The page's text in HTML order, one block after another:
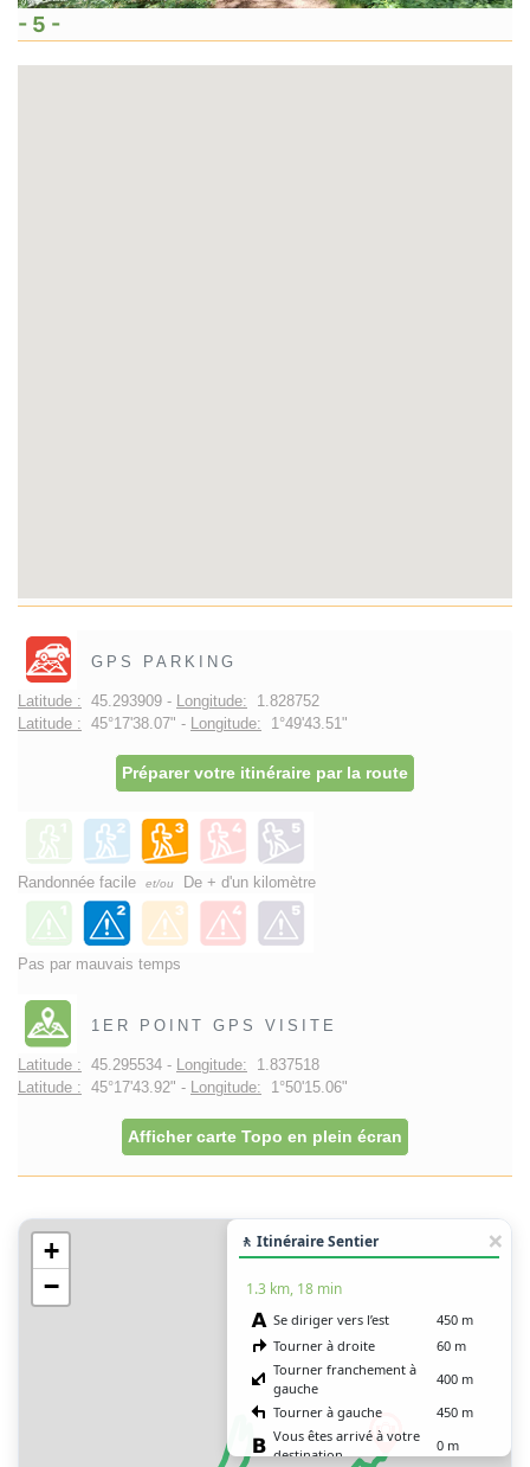
- 5 -
GPS PARKING
Latitude : 45.293909 - Longitude: 1.828752
Latitude : 45°17'38.07" - Longitude: 1°49'43.51"
Préparer votre itinéraire par la route
Randonnée facile et/ou De + d'un kilomètre
Pas par mauvais temps
1ER POINT GPS VISITE
Latitude : 45.295534 - Longitude: 1.837518
Latitude : 45°17'43.92" - Longitude: 1°50'15.06"
Afficher carte Topo en plein écran
+
−
🚶 Itinéraire Sentier
1.3 km, 18 min
Se diriger vers l’est
450 m
Tourner à droite
60 m
Tourner franchement à
gauche
400 m
Tourner à gauche
450 m
Vous êtes arrivé à votre
destination
0 m